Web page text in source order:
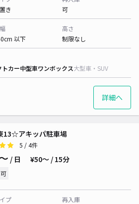
き
可
以下
高さ
制限なし
トカー中型車ワンボックス大型車・SUV
詳細へ
13☆アキッパ駐車場
5 / 4件
/ 日 ¥50〜 / 15分
プ
再入庫